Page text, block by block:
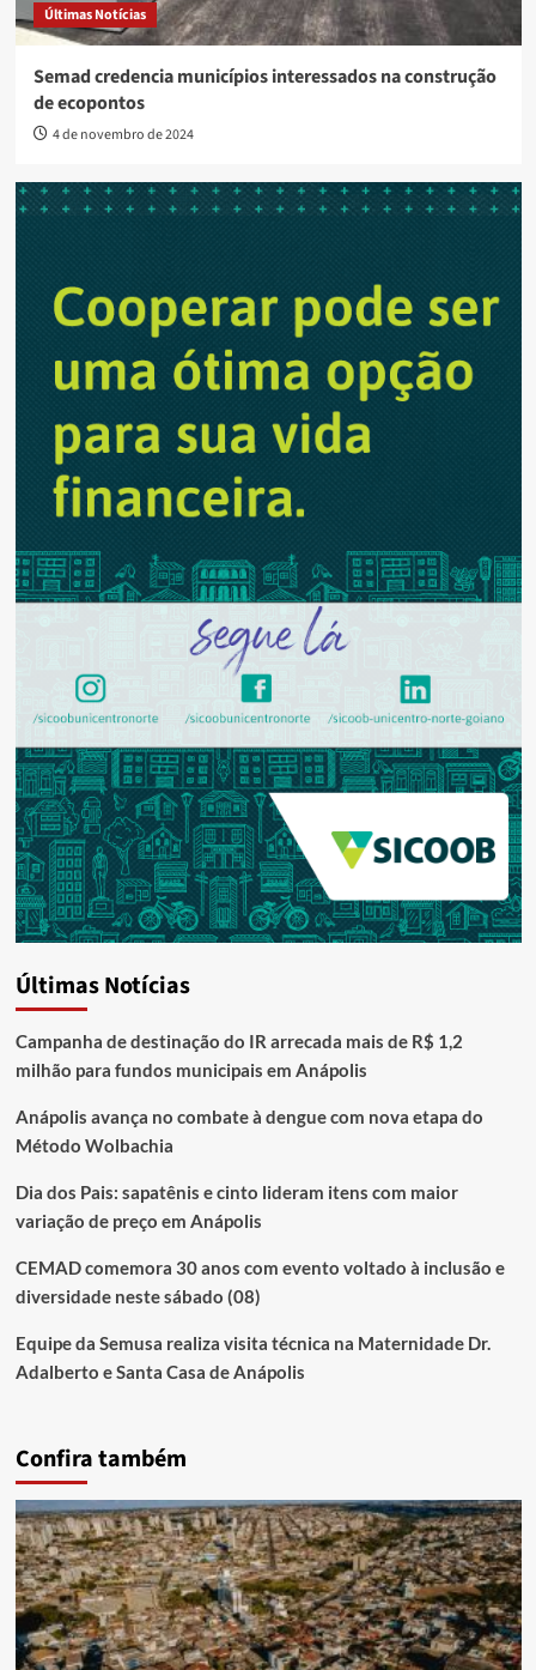
Últimas Notícias
Semad credencia municípios interessados na construção
de ecopontos
4 de novembro de 2024
Últimas Notícias
Campanha de destinação do IR arrecada mais de R$ 1,2
milhão para fundos municipais em Anápolis
Anápolis avança no combate à dengue com nova etapa do
Método Wolbachia
Dia dos Pais: sapatênis e cinto lideram itens com maior
variação de preço em Anápolis
CEMAD comemora 30 anos com evento voltado à inclusão e
diversidade neste sábado (08)
Equipe da Semusa realiza visita técnica na Maternidade Dr.
Adalberto e Santa Casa de Anápolis
Confira também